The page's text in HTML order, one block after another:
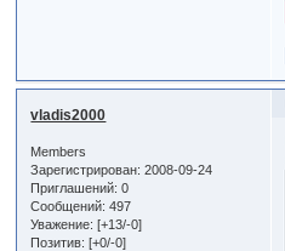
vladis2000
Members
Зарегистрирован: 2008-09-24
Приглашений: 0
Сообщений: 497
Уважение: [+13/-0]
Позитив: [+0/-0]